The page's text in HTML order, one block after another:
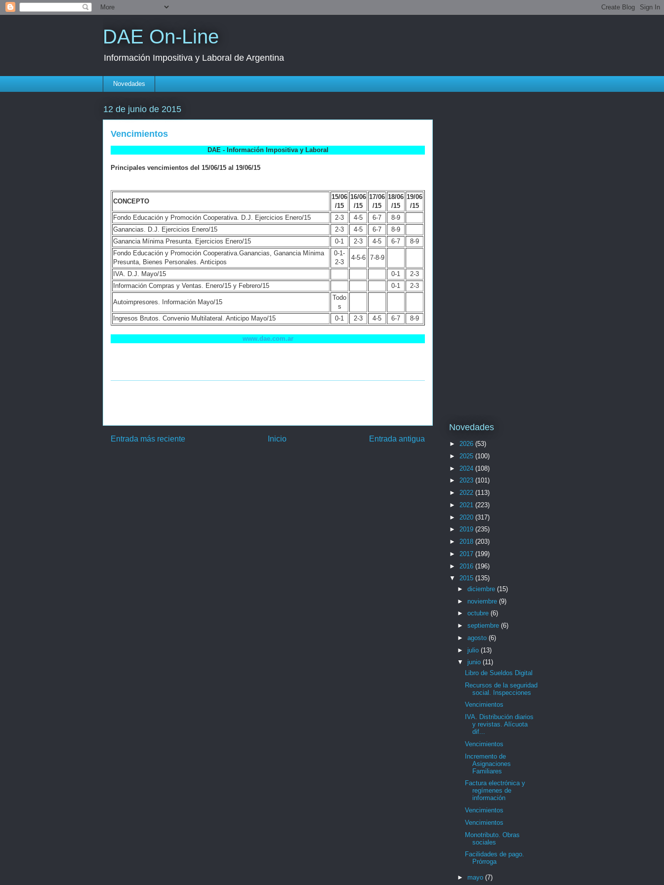
DAE On-Line
Información Impositiva y Laboral de Argentina
Novedades
12 de junio de 2015
Vencimientos
DAE - Información Impositiva y Laboral
Principales vencimientos del 15/06/15 al 19/06/15
CONCEPTO
15/06
/15
16/06
/15
17/06
/15
18/06
/15
19/06
/15
Fondo Educación y Promoción Cooperativa. D.J. Ejercicios Enero/15
2-3 4-5 6-7
8-9
Ganancias. D.J. Ejercicios Enero/15 2-3 4-5 6-7
8-9
Ganancia Mínima Presunta. Ejercicios Enero/15
0-1 2-3 4-5 6-7
8-9
Fondo Educación y Promoción Cooperativa.Ganancias, Ganancia Mínima
Presunta, Bienes Personales. Anticipos
0-1-
2-3
4-5-6 7-8-9
IVA. D.J. Mayo/15 0-1
2-3
Información Compras y Ventas. Enero/15 y Febrero/15
0-1 2-3
Autoimpresores. Información Mayo/15
Todo
s
Ingresos Brutos. Convenio Multilateral. Anticipo Mayo/15
0-1 2-3 4-5 6-7 8-9
www.dae.com.ar
Entrada más reciente Entrada antigua
Inicio
Novedades
► 2026 (53)
► 2025 (100)
► 2024 (108)
► 2023 (101)
► 2022 (113)
► 2021 (223)
► 2020 (317)
► 2019 (235)
► 2018 (203)
► 2017 (199)
► 2016 (196)
▼ 2015 (135)
► diciembre (15)
► noviembre (9)
► octubre (6)
► septiembre (6)
► agosto (6)
► julio (13)
▼ junio (11)
Libro de Sueldos Digital
Recursos de la seguridad
social. Inspecciones
Vencimientos
IVA. Distribución diarios
y revistas. Alícuota
dif...
Vencimientos
Incremento de
Asignaciones
Familiares
Factura electrónica y
regímenes de
información
Vencimientos
Vencimientos
Monotributo. Obras
sociales
Facilidades de pago.
Prórroga
► mayo (7)